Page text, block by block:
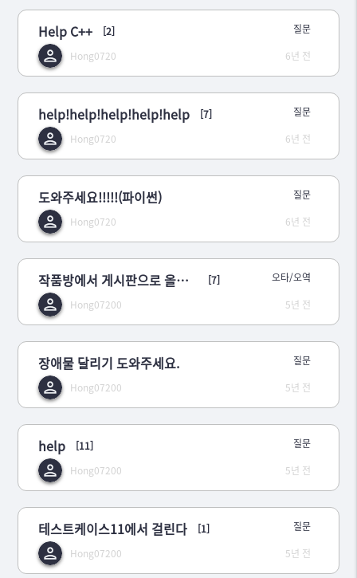
Help C++
[2]
Hong0720
질문
6년 전
help!help!help!help!help
[7]
Hong0720
질문
6년 전
도와주세요!!!!!(파이썬)
Hong0720
질문
6년 전
작품방에서 게시판으로 올때 버그인가?아니면 이스터에그일까?
[7]
Hong07200
오타/오역
5년 전
장애물 달리기 도와주세요.
Hong07200
질문
5년 전
help
[11]
Hong07200
질문
5년 전
테스트케이스11에서 걸린다
[1]
Hong07200
질문
5년 전